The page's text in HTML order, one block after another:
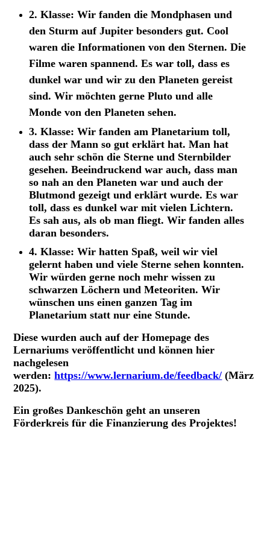
2. Klasse: Wir fanden die Mondphasen und
den Sturm auf Jupiter besonders gut. Cool
waren die Informationen von den Sternen. Die
Filme waren spannend. Es wartoll, dass es
dunkel war und wir zu den Planeten gereist
sind. Wir möchten gerne Pluto und alle
Monde von den Planeten sehen.
3. Klasse: Wir fanden am Planetarium toll,
dass der Mann so gut erklärt hat. Man hat
auch sehr schön die Sterne und Sternbilder
gesehen. Beeindruckend war auch, dass man
so nah an den Planeten war und auch der
Blutmond gezeigt und erklärt wurde. Es war
toll, dass es dunkel war mit vielen Lichtern.
Es sah aus, als ob man fliegt. Wir fanden alles
daran besonders.
4. Klasse: Wir hatten Spaß, weil wir viel
gelernt haben und viele Sterne sehen konnten.
Wir würden gerne noch mehr wissen zu
schwarzen Löchern und Meteoriten. Wir
wünschen uns einen ganzen Tag im
Planetarium statt nur eine Stunde.
Diese wurden auch auf der Homepage des
Lernariums veröffentlicht und können hier
nachgelesen
werden:https://www.lernarium.de/feedback/ (März
2025).
Ein großes Dankeschön geht an unseren
Förderkreis für die Finanzierung des Projektes!